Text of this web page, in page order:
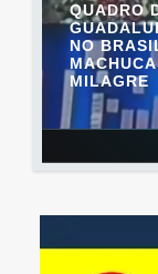
QUADRO
NO
MILAGRE